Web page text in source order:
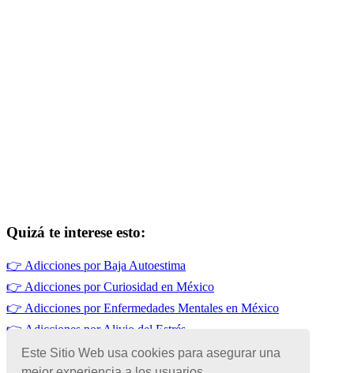
Este Sitio Web usa cookies para asegurar una
Quizá te interese esto:
👉 Adicciones por Baja Autoestima
👉 Adicciones por Curiosidad en México
👉 Adicciones por Enfermedades Mentales en México
👉 Adicciones por Alivio del Estrés
👉Adicciones en México